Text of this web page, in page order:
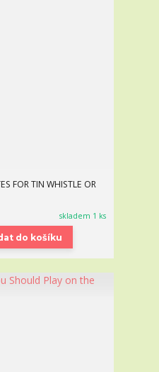
FOR TIN WHISTLE OR
skladem 1 ks
do košíku